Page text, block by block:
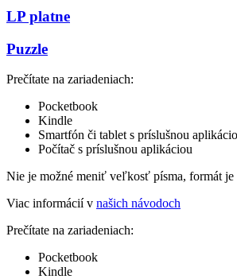
LP platne
Puzzle
Prečítate na zariadeniach:
Pocketbook
Kindle
Smartfón či tablet s príslušnou
Počítač s príslušnou aplikáciou
Nie je možné meniť veľkosť písma, formát je
Viac informácií v našich návodoch
Prečítate na zariadeniach:
Pocketbook
Kindle